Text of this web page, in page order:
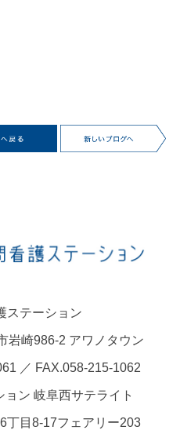
ステーション
岩崎986-2 アワノタウン
／ FAX.058-215-1062
ン 岐阜西サテライト
丁目8-17フェアリー203